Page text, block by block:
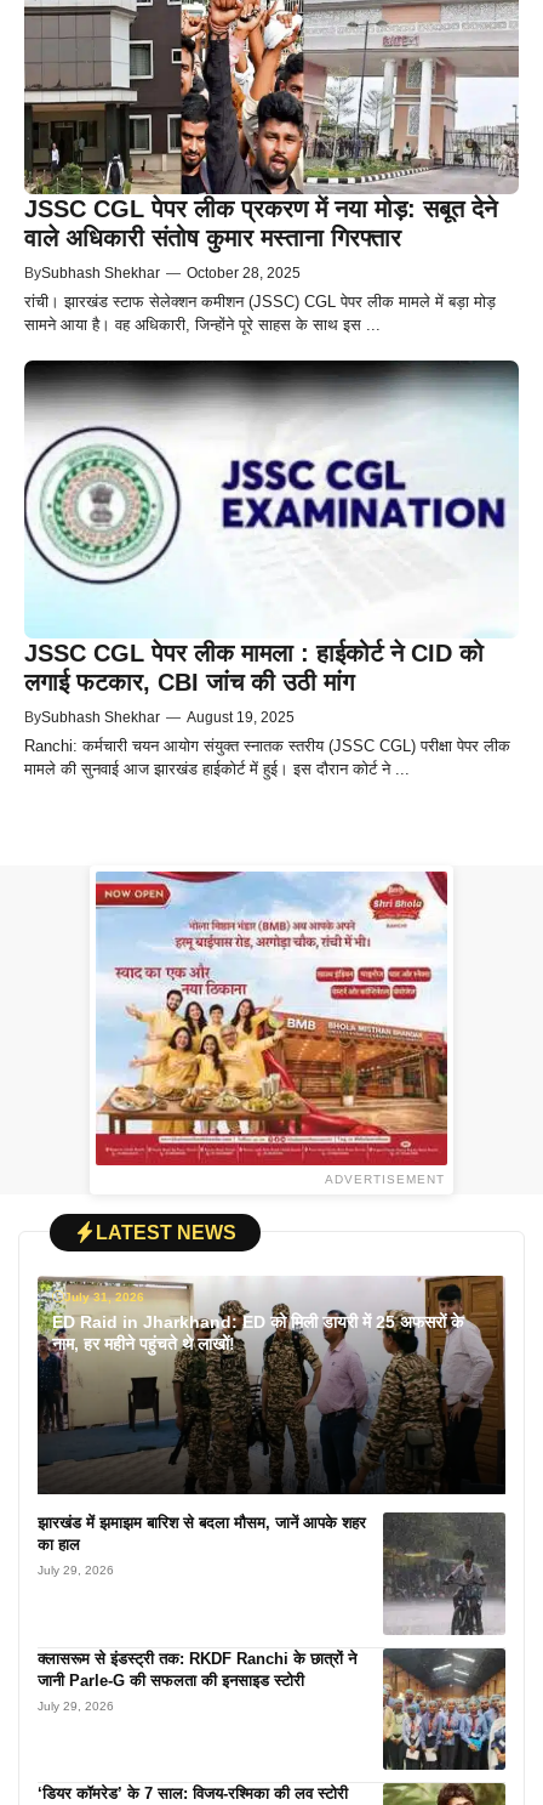
JSSC CGL पेपर लीक प्रकरण में नया मोड़: सबूत देने
वाले अधिकारी संतोष कुमार मस्ताना गिरफ्तार
BySubhash Shekhar — October 28, 2025
रांची। झारखंड स्टाफ सेलेक्शन कमीशन (JSSC) CGL पेपर लीक मामले में बड़ा मोड़
सामने आया है। वह अधिकारी, जिन्होंने पूरे साहस के साथ इस ...
JSSC CGL पेपर लीक मामला : हाईकोर्ट ने CID को
लगाई फटकार, CBI जांच की उठी मांग
BySubhash Shekhar — August 19, 2025
Ranchi: कर्मचारी चयन आयोग संयुक्त स्नातक स्तरीय (JSSC CGL) परीक्षा पेपर लीक
मामले की सुनवाई आज झारखंड हाईकोर्ट में हुई। इस दौरान कोर्ट ने ...
ADVERTISEMENT
LATEST NEWS
July 31, 2026
ED Raid in Jharkhand: ED को मिली डायरी में 25 अफसरों के
नाम, हर महीने पहुंचते थे लाखों!
झारखंड में झमाझम बारिश से बदला मौसम, जानें आपके शहर
का हाल
July 29, 2026
क्लासरूम से इंडस्ट्री तक: RKDF Ranchi के छात्रों ने
जानी Parle-G की सफलता की इनसाइड स्टोरी
July 29, 2026
‘डियर कॉमरेड’ के 7 साल: विजय-रश्मिका की लव स्टोरी